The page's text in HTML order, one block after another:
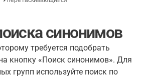
синонимов
требуется подобрать
кнопку «Поиск синонимов». Для
групп используйте поиск по